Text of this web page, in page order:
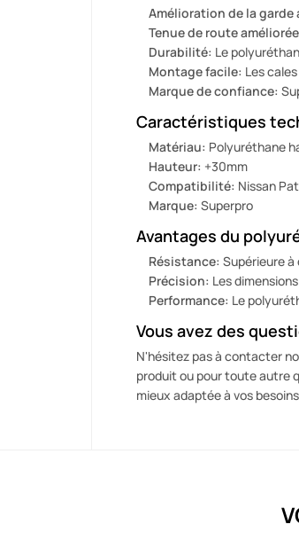
Amélioration de la garde
Tenue de route
Durabilité: Le
Montage facile: Les
Marque de confiance:
Caractéristiques
Matériau: Polyuréthane
Hauteur: +30mm
Compatibilité: Nissan
Marque: Superpro
Avantages du
Résistance: Supérieure
Précision: Les
Performance: Le
Vous avez des
N'hésitez pas à contacter
produit ou pour toute autre
mieux adaptée à vos